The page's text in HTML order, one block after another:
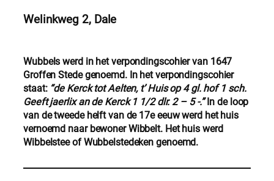
Welinkweg 2, Dale
Wubbels werd in het verpondingscohier van 1647
Groffen Stede genoemd. In het verpondingscohier
staat: “de Kerck tot Aelten, t’ Huis op 4 gl. hof 1 sch.
Geeft jaerlix an de Kerck 1 1/2 dlr. 2 – 5 -.”In de loop
van de tweede helft van de 17e eeuw werd het huis
vernoemd naar bewoner Wibbelt. Het huis werd
Wibbelstee of Wubbelstedeken genoemd.